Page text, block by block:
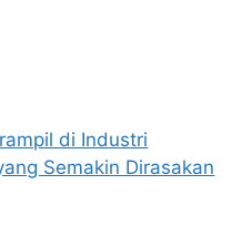
di Industri
Semakin Dirasakan